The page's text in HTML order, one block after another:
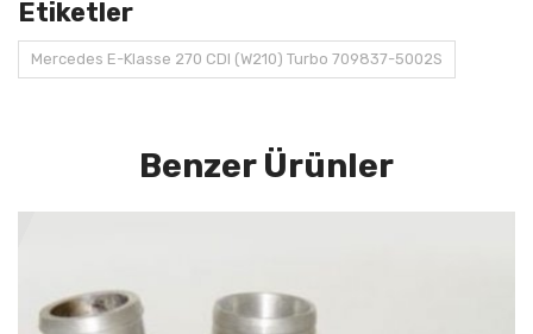
Etiketler
Mercedes E-Klasse 270 CDI (W210) Turbo 709837-5002S
Benzer Ürünler